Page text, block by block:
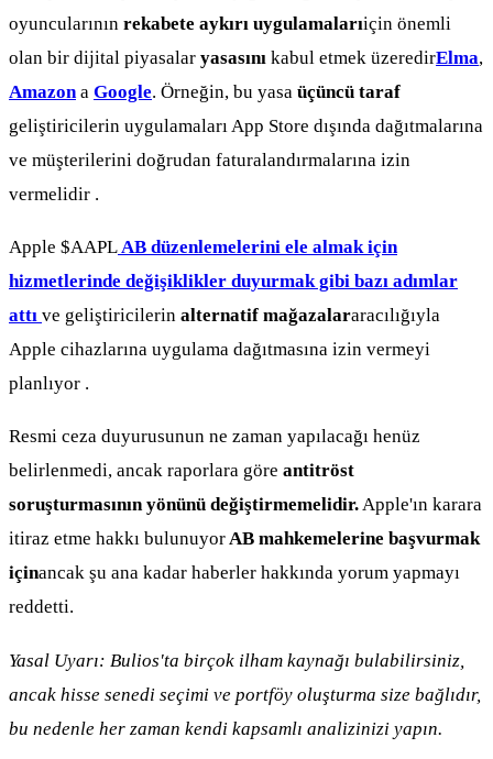
oyuncularının rekabete aykırı uygulamalarıiçin önemli
olan bir dijital piyasalar yasasını kabul etmek üzeredirElma,
Amazona Google. Örneğin, bu yasa üçüncü taraf
geliştiricilerin uygulamaları App Store dışında dağıtmalarına
ve müşterilerini doğrudan faturalandırmalarına izin
vermelidir .
Apple $AAPLAB düzenlemelerini ele almak için
hizmetlerinde değişiklikler duyurmak gibi bazı adımlar
attı ve geliştiricilerin alternatif mağazalararacılığıyla
Apple cihazlarına uygulama dağıtmasına izin vermeyi
planlıyor .
Resmi ceza duyurusunun ne zaman yapılacağı henüz
belirlenmedi, ancak raporlara göre antitröst
soruşturmasının yönünü değiştirmemelidir.Apple'ın karara
itiraz etme hakkı bulunuyorAB mahkemelerine başvurmak
içinancak şu ana kadar haberler hakkında yorum yapmayı
reddetti.
Yasal Uyarı: Bulios'ta birçok ilham kaynağı bulabilirsiniz,
ancak hisse senedi seçimi ve portföy oluşturma size bağlıdır,
bu nedenle her zaman kendi kapsamlı analizinizi yapın.